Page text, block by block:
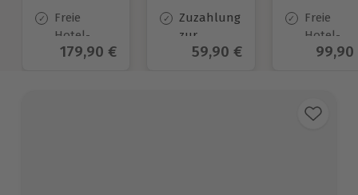
Freie
Hotel-
Auswahl
Aktueller Preis
179,90 €
Zuzahlung
zur
Halbpension
Aktueller Preis
59,90 €
Freie
Hotel-
Auswahl
99,90